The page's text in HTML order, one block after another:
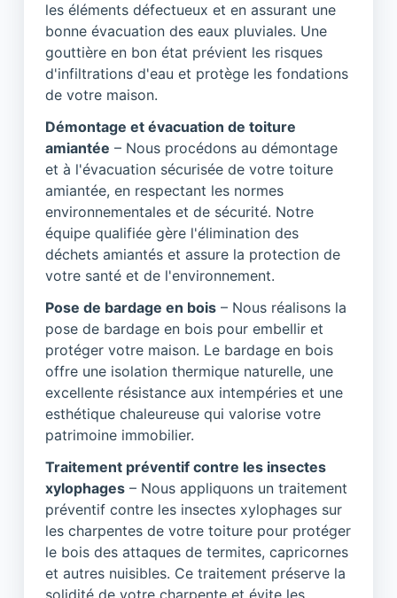
les éléments défectueux et en assurant une
bonne évacuation des eaux pluviales. Une
gouttière en bon état prévient les risques
d'infiltrations d'eau et protège les fondations
de votre maison.
Démontage et évacuation de toiture
amiantée – Nous procédons au démontage
et à l'évacuation sécurisée de votre toiture
amiantée, en respectant les normes
environnementales et de sécurité. Notre
équipe qualifiée gère l'élimination des
déchets amiantés et assure la protection de
votre santé et de l'environnement.
Pose de bardage en bois – Nous réalisons la
pose de bardage en bois pour embellir et
protéger votre maison. Le bardage en bois
offre une isolation thermique naturelle, une
excellente résistance aux intempéries et une
esthétique chaleureuse qui valorise votre
patrimoine immobilier.
Traitement préventif contre les insectes
xylophages – Nous appliquons un traitement
préventif contre les insectes xylophages sur
les charpentes de votre toiture pour protéger
le bois des attaques de termites, capricornes
et autres nuisibles. Ce traitement préserve la
solidité de votre charpente et évite les